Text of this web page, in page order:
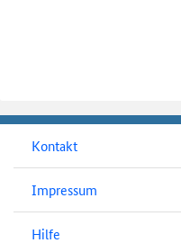
Kontakt
Impressum
Hilfe